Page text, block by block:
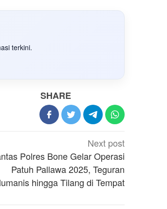
terkini.
SHARE
Next post
Polres Bone Gelar Operasi
Patuh Pallawa 2025, Teguran
hingga Tilang di Tempat